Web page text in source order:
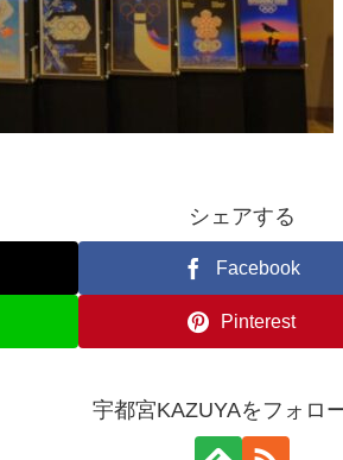
シェアする
Facebook
Pinterest
宇都宮KAZUYAをフォロ